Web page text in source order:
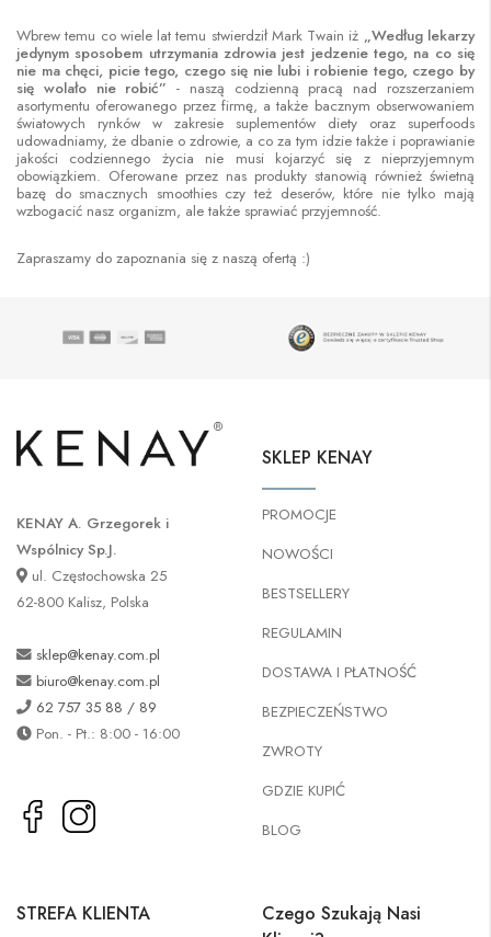
Wbrew temu co wiele lat temu stwierdził Mark Twain iż „Według lekarzy
jedynym sposobem utrzymania zdrowia jest jedzenie tego, na co się
nie ma chęci, picie tego, czego się nie lubi i robienie tego, czego by
się wolało nie robić”- naszą codzienną pracą nad rozszerzaniem
asortymentu oferowanego przez firmę, a także bacznym obserwowaniem
światowych rynków w zakresie suplementów diety oraz superfoods
udowadniamy, że dbanie o zdrowie, a co za tym idzie także i poprawianie
jakości codziennego życia nie musi kojarzyć się z nieprzyjemnym
obowiązkiem. Oferowane przez nas produkty stanowią również świetną
bazę do smacznych smoothies czy też deserów, które nie tylko mają
wzbogacić nasz organizm, ale także sprawiać przyjemność.
Zapraszamy do zapoznania się z naszą ofertą :)
KENAY A. Grzegorek i
Wspólnicy Sp.J.
ul. Częstochowska 25
62-800 Kalisz, Polska
sklep@kenay.com.pl
biuro@kenay.com.pl
62 757 35 88 / 89
Pon. - Pt.: 8:00 - 16:00
SKLEP KENAY
PROMOCJE
NOWOŚCI
BESTSELLERY
REGULAMIN
DOSTAWA I PŁATNOŚĆ
BEZPIECZEŃSTWO
ZWROTY
GDZIE KUPIĆ
BLOG
STREFA KLIENTA
Czego Szukają Nasi